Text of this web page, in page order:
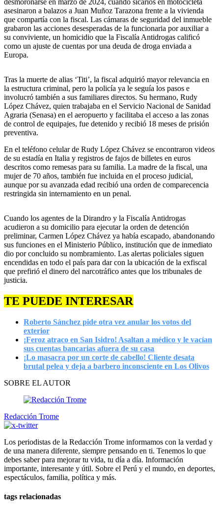
asesinaron a balazos a Juan Muñoz Tarazona frente a la vivienda
que compartía con la fiscal. Las cámaras de seguridad del inmueble
grabaron las acciones desesperadas de la funcionaria por auxiliar a
su conviviente, un homicidio que la Fiscalía Antidrogas calificó
como un ajuste de cuentas por una deuda de droga enviada a
Europa.
Tras la muerte de alias ‘Titi’, la fiscal adquirió mayor relevancia en
la estructura criminal, pero la policía ya le seguía los pasos e
involucró también a sus familiares directos. Su hermano, Rudy
López Chávez, quien trabajaba en el Servicio Nacional de Sanidad
Agraria (Senasa) en el aeropuerto y facilitaba el acceso a las zonas
de control de equipajes, fue detenido y recibió 18 meses de prisión
preventiva.
En el teléfono celular de Rudy López Chávez se encontraron videos
de su estadía en Italia y registros de fajos de billetes en euros
descritos como remesas para su familia. La madre de la fiscal, una
mujer de 70 años, también fue incluida en el proceso judicial,
aunque por su avanzada edad recibió una orden de comparecencia
restringida sin internamiento en un penal.
Cuando los agentes de la Dirandro y la Fiscalía Antidrogas
acudieron a su domicilio para ejecutar la orden de detención
preliminar, Carmen López Chávez ya había escapado, abandonando
sus funciones en el Ministerio Público, institución que de inmediato
dio por concluido su nombramiento. Las alertas policiales siguen
encendidas en todo el país para dar con la ubicación de la exfiscal
que prefirió el dinero del narcotráfico antes que los tribunales de
justicia.
TE PUEDE INTERESAR
Roberto Sánchez pide otra vez anular los votos del
exterior
¡Feroz atraco en San Isidro! Asaltan a médico y le vacían
sus cuentas bancarias afuera de su casa
¡Lo masacra por un corte de cabello! Cliente desata
brutal pelea y deja a barbero inconsciente en Los Olivos
SOBRE EL AUTOR
Redacción Trome
Los periodistas de la Redacción Trome informamos con la verdad y
de una manera diferente, siempre pensando en ti. Tenemos lo que
debes saber para mejorar tu vida, tu día a día. Información
importante, interesante y útil. Sobre el Perú y el mundo, en deportes,
espectáculos, familia, política y más.
tags relacionadas